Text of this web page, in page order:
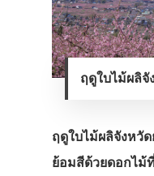
ฤดูใบไม้ผลิ
ฤดูใบไม้ผลิจังหวั
ย้อมสีด้วยดอกไม้